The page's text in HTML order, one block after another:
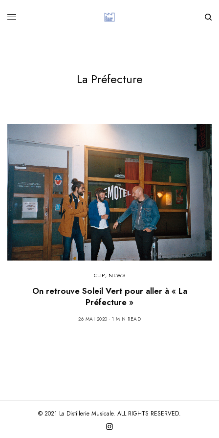
La Préfecture
CLIP, NEWS
On retrouve Soleil Vert pour aller à « La
Préfecture »
26 MAI 2020 1 MIN READ
© 2021 La Distillerie Musicale. ALL RIGHTS RESERVED.